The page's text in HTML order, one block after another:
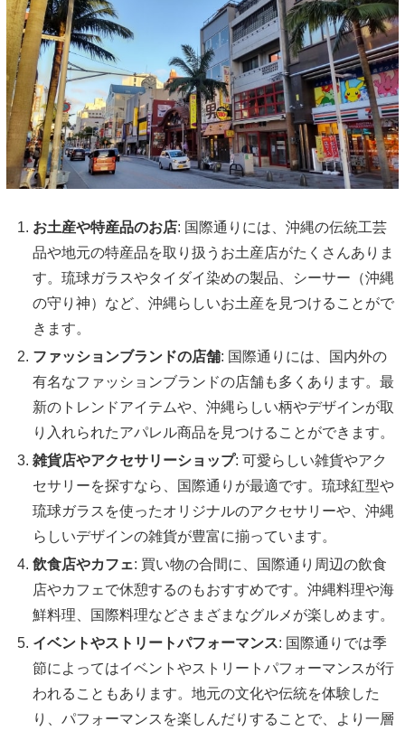
お土産や特産品のお店: 国際通りには、沖縄の伝統工芸
品や地元の特産品を取り扱うお土産店がたくさんありま
す。琉球ガラスやタイダイ染めの製品、シーサー（沖縄
の守り神）など、沖縄らしいお土産を見つけることがで
きます。
ファッションブランドの店舗: 国際通りには、国内外の
有名なファッションブランドの店舗も多くあります。最
新のトレンドアイテムや、沖縄らしい柄やデザインが取
り入れられたアパレル商品を見つけることができます。
雑貨店やアクセサリーショップ: 可愛らしい雑貨やアク
セサリーを探すなら、国際通りが最適です。琉球紅型や
琉球ガラスを使ったオリジナルのアクセサリーや、沖縄
らしいデザインの雑貨が豊富に揃っています。
飲食店やカフェ: 買い物の合間に、国際通り周辺の飲食
店やカフェで休憩するのもおすすめです。沖縄料理や海
鮮料理、国際料理などさまざまなグルメが楽しめます。
イベントやストリートパフォーマンス: 国際通りでは季
節によってはイベントやストリートパフォーマンスが行
われることもあります。地元の文化や伝統を体験した
り、パフォーマンスを楽しんだりすることで、より一層